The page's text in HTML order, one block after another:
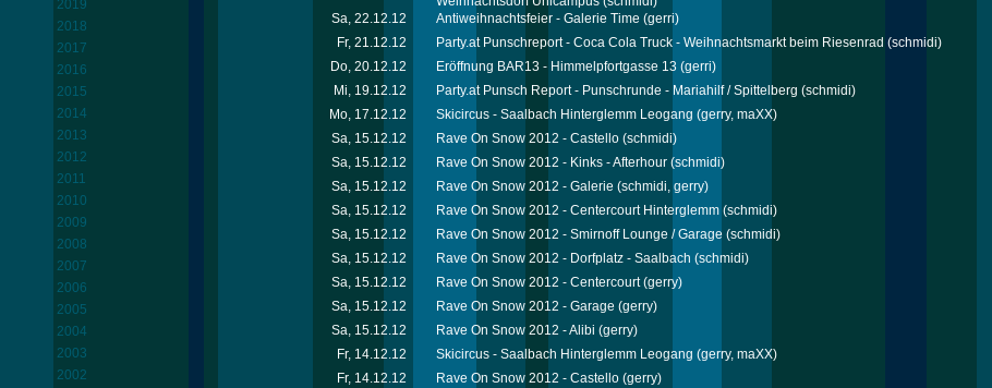
2019
2018
2017
2016
2015
2014
2013
2012
2011
2010
2009
2008
2007
2006
2005
2004
2003
2002
Sa, 22.12.12 Antiweihnachtsfeier - Galerie Time (gerri)
Fr, 21.12.12
Party.at Punschreport - Coca Cola Truck - Weihnachtsmarkt beim Riesenrad (schmidi)
Do, 20.12.12
Eröffnung BAR13 - Himmelpfortgasse 13 (gerri)
Mi, 19.12.12
Party.at Punsch Report - Punschrunde - Mariahilf / Spittelberg (schmidi)
Mo, 17.12.12
Skicircus - Saalbach Hinterglemm Leogang (gerry, maXX)
Sa, 15.12.12
Rave On Snow 2012 - Castello (schmidi)
Sa, 15.12.12
Rave On Snow 2012 - Kinks - Afterhour (schmidi)
Sa, 15.12.12
Rave On Snow 2012 - Galerie (schmidi, gerry)
Sa, 15.12.12
Rave On Snow 2012 - Centercourt Hinterglemm (schmidi)
Sa, 15.12.12
Rave On Snow 2012 - Smirnoff Lounge / Garage (schmidi)
Sa, 15.12.12
Rave On Snow 2012 - Dorfplatz - Saalbach (schmidi)
Sa, 15.12.12
Rave On Snow 2012 - Centercourt(gerry)
Sa, 15.12.12
Rave On Snow 2012 - Garage (gerry)
Sa, 15.12.12
Rave On Snow 2012 - Alibi (gerry)
Fr, 14.12.12
Skicircus - Saalbach Hinterglemm Leogang (gerry, maXX)
Fr, 14.12.12
Rave On Snow 2012 - Castello (gerry)